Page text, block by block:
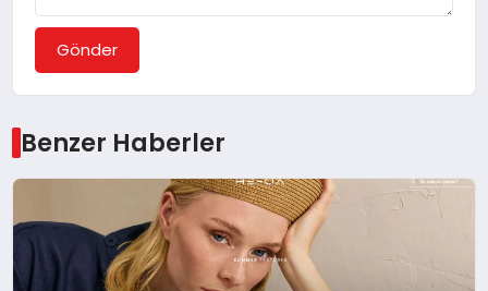
Gönder
Benzer Haberler